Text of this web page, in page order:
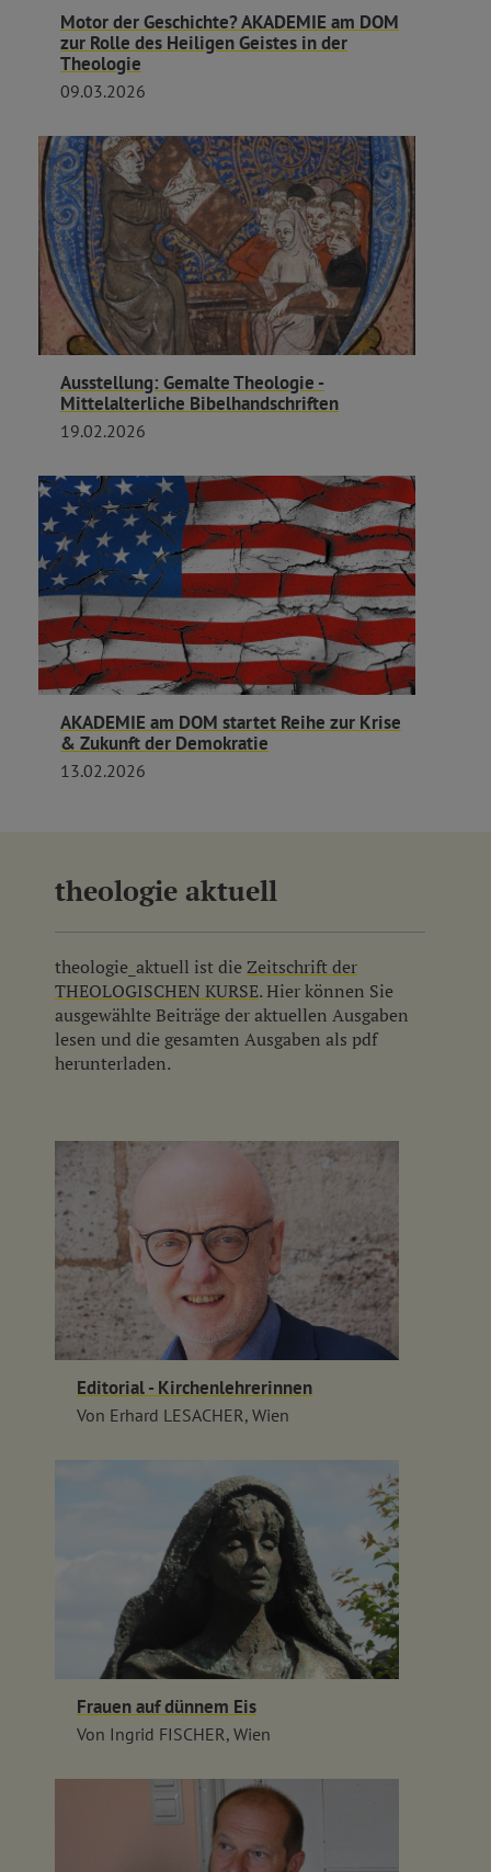
Motor der Geschichte? AKADEMIE am DOM
zur Rolle des Heiligen Geistes in der
Theologie
09.03.2026
Ausstellung: Gemalte Theologie -
Mittelalterliche Bibelhandschriften
19.02.2026
AKADEMIE am DOM startet Reihe zur Krise
& Zukunft der Demokratie
13.02.2026
theologie aktuell
theologie_aktuell ist dieZeitschrift der
THEOLOGISCHEN KURSE. Hier können Sie
ausgewählte Beiträge der aktuellen Ausgaben
lesen und die gesamten Ausgaben als pdf
herunterladen.
Editorial - Kirchenlehrerinnen
Von Erhard LESACHER, Wien
Frauen auf dünnem Eis
Von Ingrid FISCHER, Wien